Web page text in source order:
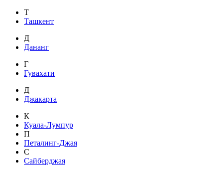
Т
Ташкент
Д
Дананг
Г
Гувахати
Д
Джакарта
К
Куала-Лумпур
П
Петалинг-Джая
С
Сайберджая